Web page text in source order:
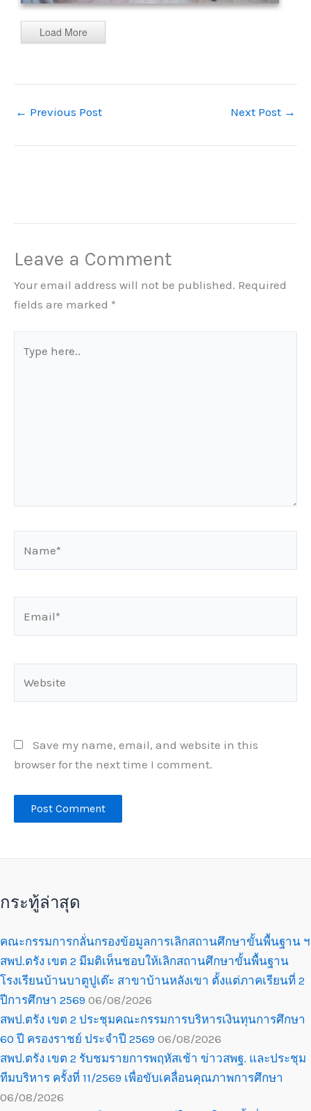
Load More
← Previous Post Next Post →
Leave a Comment
Your email address will not be published. Required
fields are marked *
here..
Save my name, email, and website in this
browser for the next time I comment.
กระทู้ล่าสุด
คณะกรรมการกลั่นกรองข้อมูลการเลิกสถานศึกษาขั้นพื้นฐาน ฯ
สพป.ตรัง เขต 2 มีมติเห็นชอบให้เลิกสถานศึกษาขั้นพื้นฐาน
โรงเรียนบ้านบาตูปูเต๊ะ สาขาบ้านหลังเขา ตั้งแต่ภาคเรียนที่ 2
ปีการศึกษา 2569 06/08/2026
สพป.ตรัง เขต 2 ประชุมคณะกรรมการบริหารเงินทุนการศึกษา
60 ปี ครองราชย์ ประจำปี 2569 06/08/2026
สพป.ตรัง เขต 2 รับชมรายการพฤหัสเช้า ข่าวสพฐ. และประชุม
ทีมบริหาร ครั้งที่ 11/2569 เพื่อขับเคลื่อนคุณภาพการศึกษา
06/08/2026